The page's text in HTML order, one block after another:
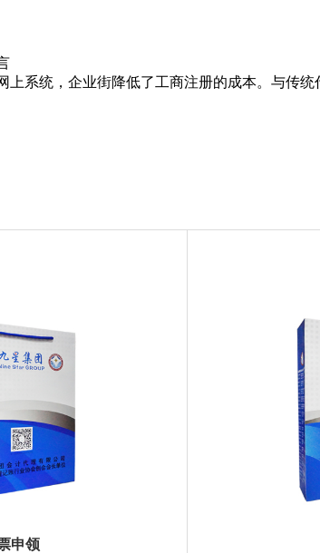
上系统，企业街降低了工商注册的成本。 与传统
申领